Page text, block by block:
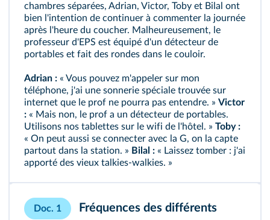
chambres séparées, Adrian, Victor, Toby et Bilal ont
bien l'intention de continuer à commenter la journée
après l'heure du coucher. Malheureusement, le
professeur d'EPS est équipé d'un détecteur de
portables et fait des rondes dans le couloir.
Adrian : « Vous pouvez m'appeler sur mon
téléphone, j'ai une sonnerie spéciale trouvée sur
internet que le prof ne pourra pas entendre. » Victor
: « Mais non, le prof a un détecteur de portables.
Utilisons nos tablettes sur le wifi de l'hôtel. » Toby :
« On peut aussi se connecter avec la G, on la capte
partout dans la station. » Bilal : « Laissez tomber : j'ai
apporté des vieux talkies-walkies. »
Doc. 1
Fréquences des différents